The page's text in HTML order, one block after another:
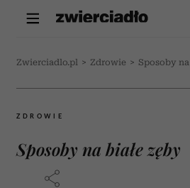
Zwierciadlo.pl > Zdrowie > Sposoby
ZDROWIE
Sposoby na białe zęby